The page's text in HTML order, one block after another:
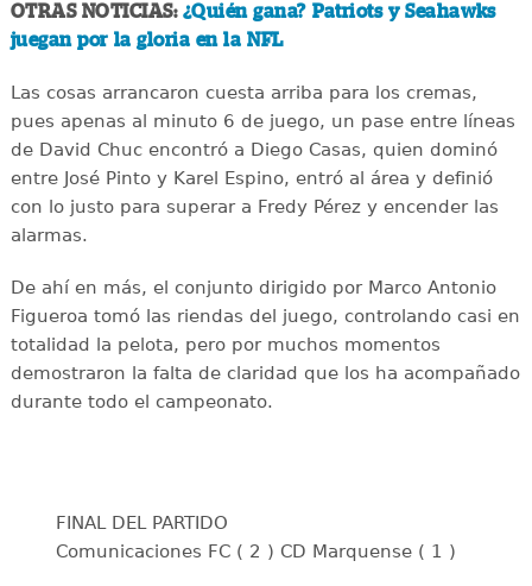
OTRAS NOTICIAS: ¿Quién gana? Patriots y Seahawks
juegan por la gloria en la NFL
Las cosas arrancaron cuesta arriba para los cremas,
pues apenas al minuto 6 de juego, un pase entre líneas
de David Chuc encontró a Diego Casas, quien dominó
entre José Pinto y Karel Espino, entró al área y definió
con lo justo para superar a Fredy Pérez y encender las
alarmas.
De ahí en más, el conjunto dirigido por Marco Antonio
Figueroa tomó las riendas del juego, controlando casi en
totalidad la pelota, pero por muchos momentos
demostraron la falta de claridad que los ha acompañado
durante todo el campeonato.
FINAL DEL PARTIDO
Comunicaciones FC ( 2 ) CD Marquense ( 1 )